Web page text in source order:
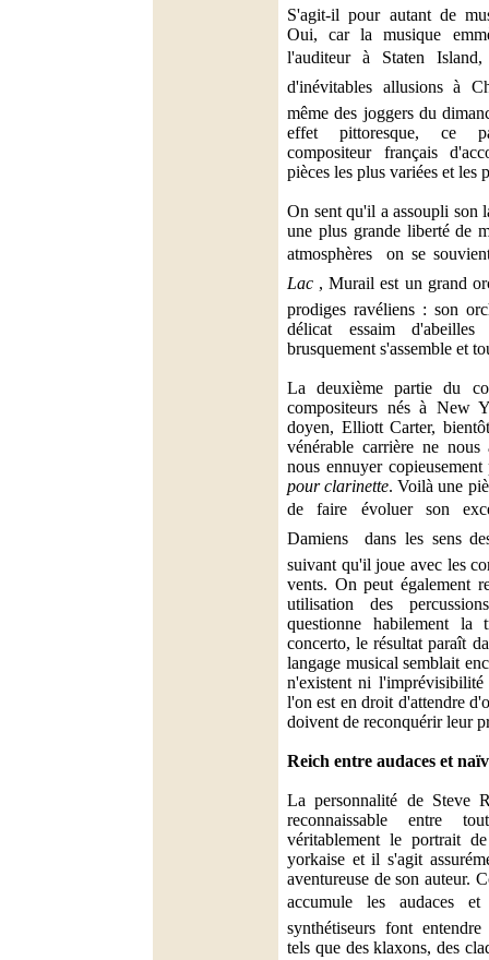
S'agit-il pour autant de
Oui, car la musique
l'auditeur à Staten
d'inévitables allusions à
même des joggers du
effet pittoresque, ce
compositeur français
pièces les plus variées et les
On sent qu'il a assoupli son
une plus grande liberté de
atmosphères  on se
Lac , Murail est un grand
prodiges ravéliens : son
délicat essaim
brusquement s'assemble et
La deuxième partie du
compositeurs nés à New
doyen, Elliott Carter,
vénérable carrière ne nous
nous ennuyer
pour clarinette. Voilà une
de faire évoluer son
Damiens  dans les sens
suivant qu'il joue avec les
vents. On peut également
utilisation des
questionne habilement la
concerto, le résultat paraît
langage musical semblait
n'existent ni
l'on est en droit d'attendre
doivent de reconquérir leur
Reich entre audaces et
La personnalité de Steve
reconnaissable entre
véritablement le portrait
yorkaise et il s'agit
aventureuse de son auteur.
accumule les audaces
synthétiseurs font
tels que des klaxons, des